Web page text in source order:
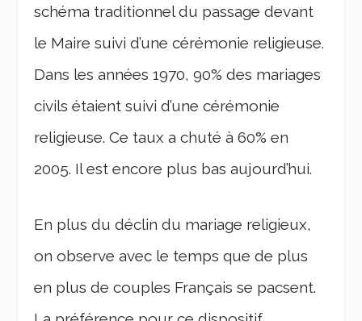
schéma traditionnel du passage devant
le Maire suivi d’une cérémonie religieuse.
Dans les années 1970, 90% des mariages
civils étaient suivi d’une cérémonie
religieuse. Ce taux a chuté à 60% en
2005. Il est encore plus bas aujourd’hui.
En plus du déclin du mariage religieux,
on observe avec le temps que de plus
en plus de couples Français se pacsent.